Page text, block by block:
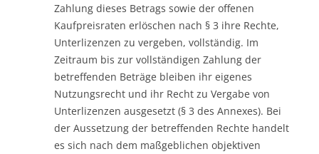
Zahlung dieses Betrags sowie der offenen
Kaufpreisraten erlöschen nach § 3 ihre Rechte,
Unterlizenzen zu vergeben, vollständig. Im
Zeitraum bis zur vollständigen Zahlung der
betreffenden Beträge bleiben ihr eigenes
Nutzungsrecht und ihr Recht zu Vergabe von
Unterlizenzen ausgesetzt (§ 3 des Annexes). Bei
der Aussetzung der betreffenden Rechte handelt
es sich nach dem maßgeblichen objektiven